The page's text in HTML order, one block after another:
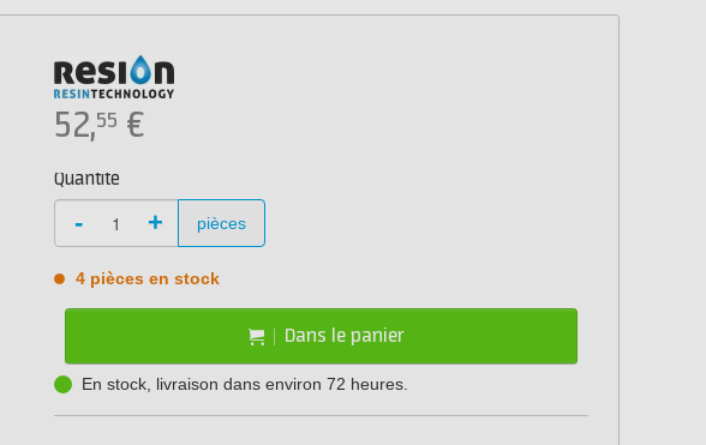
52,55 €
Quantité
- + pièces
4 pièces en stock
Dans le panier
En stock, livraison dans environ 72 heures.